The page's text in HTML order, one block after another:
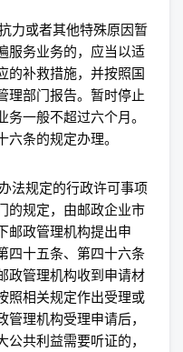
力或者其他特殊原因暂
服务业务的，应当以适
的补救措施，并按照国
理部门报告。暂时停止
一般不超过六个月。
条的规定办理。
法规定的行政许可事项
的规定，由邮政企业市
邮政管理机构提出申
四十五条、第四十六条
政管理机构收到申请材
照相关规定作出受理或
理机构受理申请后，
共利益需要听证的，